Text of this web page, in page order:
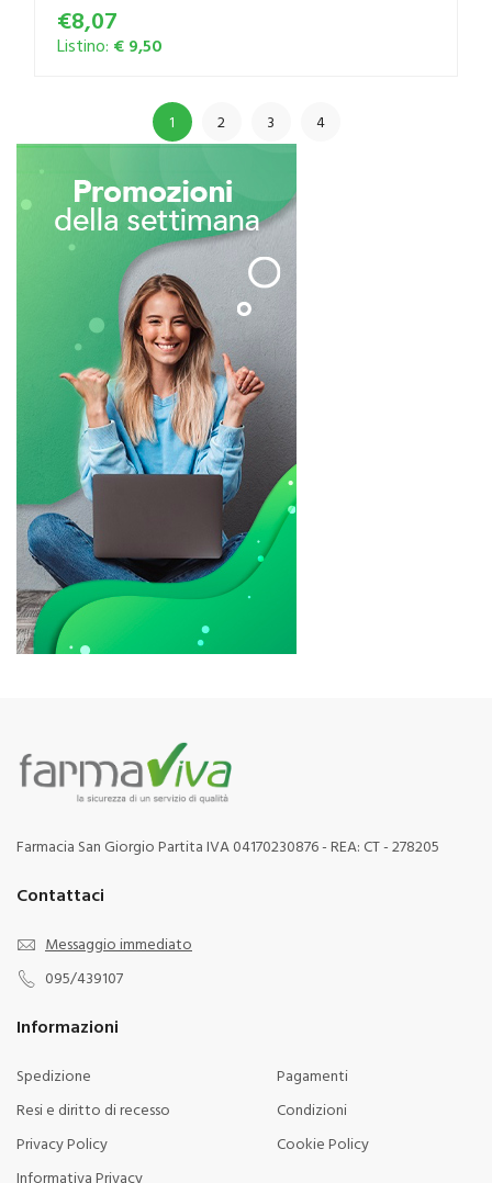
€8,07
Listino: € 9,50
1 2 3 4
Farmacia San Giorgio Partita IVA 04170230876 - REA: CT - 278205
Contattaci
Messaggio immediato
095/439107
Informazioni
Spedizione
Pagamenti
Resi e diritto di recesso
Condizioni
Privacy Policy
Cookie Policy
Informativa Privacy